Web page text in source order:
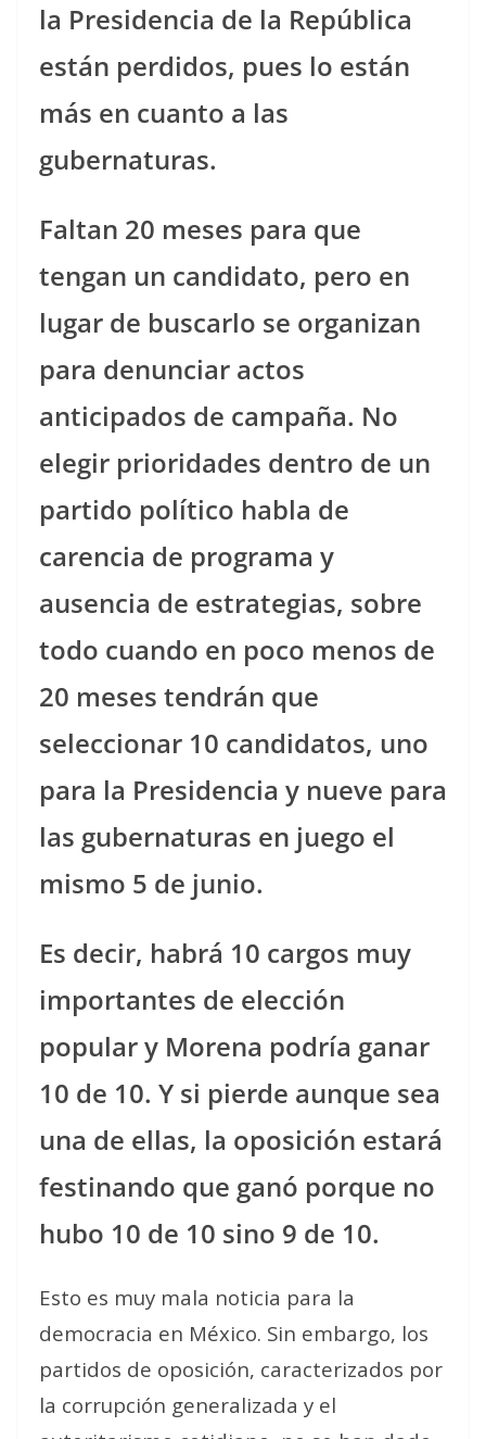
la Presidencia de la República
están perdidos, pues lo están
más en cuanto a las
gubernaturas.
Faltan 20 meses para que
tengan un candidato, pero en
lugar de buscarlo se organizan
para denunciar actos
anticipados de campaña. No
elegir prioridades dentro de un
partido político habla de
carencia de programa y
ausencia de estrategias, sobre
todo cuando en poco menos de
20 meses tendrán que
seleccionar 10 candidatos, uno
para la Presidencia y nueve para
las gubernaturas en juego el
mismo 5 de junio.
Es decir, habrá 10 cargos muy
importantes de elección
popular y Morena podría ganar
10 de 10. Y si pierde aunque sea
una de ellas, la oposición estará
festinando que ganó porque no
hubo 10 de 10 sino 9 de 10.
Esto es muy mala noticia para la
democracia en México. Sin embargo, los
partidos de oposición, caracterizados por
la corrupción generalizada y el